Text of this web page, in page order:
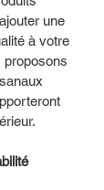
une
à votre
proposons